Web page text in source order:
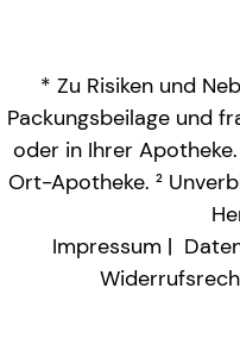
* Zu Risiken und
Packungsbeilage und
oder in Ihrer
Ort-Apotheke. ²
Impressum